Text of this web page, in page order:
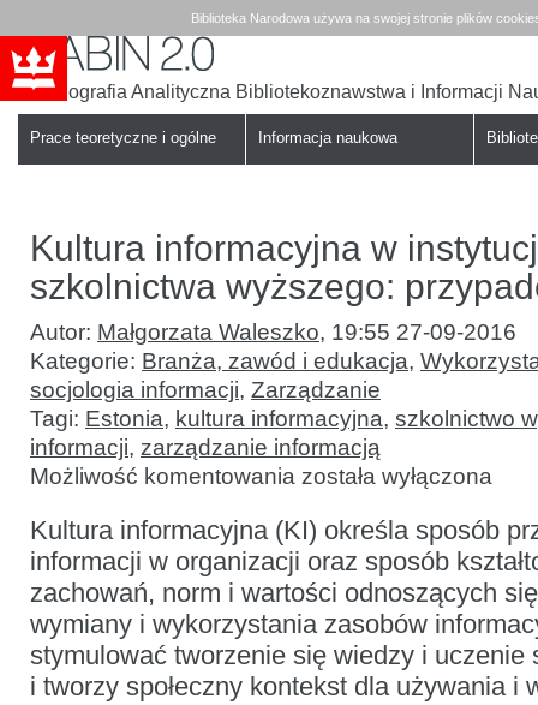
Biblioteka Narodowa używa na swojej stronie plików
Babin
Bibliografia Analityczna Bibliotekoznawstwa i Informacji
Prace teoretyczne i ogólne Informacja naukowa
Kultura informacyjna w
szkolnictwa wyższego:
Autor: Małgorzata Waleszko, 19:55 27-09-2016
Kategorie: Branża, zawód i edukacja,
socjologia informacji, Zarządzanie
Tagi: Estonia, kultura informacyjna, szkolnictwo
informacji, zarządzanie informacją
Możliwość komentowania Kultura
informacyjna
szkolnictwa
wyższego:
przypadek
została wyłączona
Kultura informacyjna (KI) określa sposób
informacji w organizacji oraz sposób
zachowań, norm i wartości odnoszących
wymiany i wykorzystania zasobów
stymulować tworzenie się wiedzy i uczenie
i tworzy społeczny kontekst dla używania i